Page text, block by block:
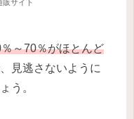
サイト
～70％がほとんど
見逃さないように
う。